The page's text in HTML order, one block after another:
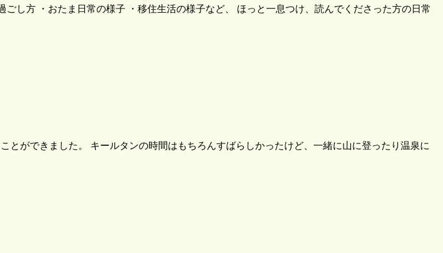
し方 ・おたま日常の様子 ・移住生活の様子など、 ほっと一息つけ、読んでくださった方の日常
ができました。 キールタンの時間はもちろんすばらしかったけど、一緒に山に登ったり温泉に